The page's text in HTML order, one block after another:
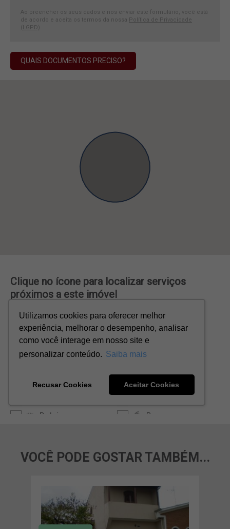
Ao preencher os seus dados e nos enviar este formulário, você está
de acordo e aceita os termos da nossa Política de Privacidade
(LGPD)
QUAIS DOCUMENTOS PRECISO?
VOCÊ PODE GOSTAR TAMBÉM...